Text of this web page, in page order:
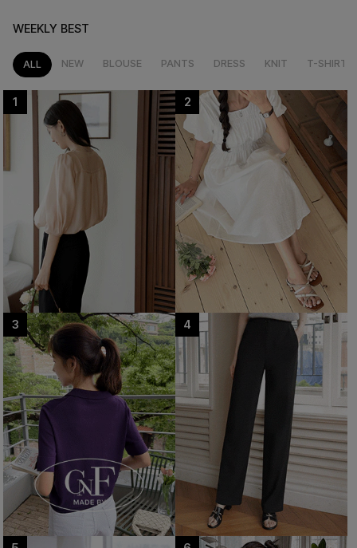
WEEKLY BEST
ALL NEW BLOUSE PANTS DRESS KNIT T-SHIRT